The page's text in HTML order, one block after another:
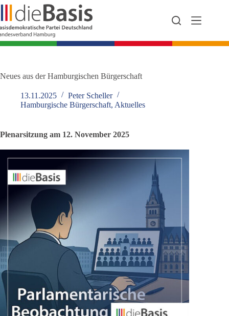
Zum
Inhalt
springen
Neues aus der Hamburgischen Bürgerschaft
13.11.2025
Peter Scheller
Hamburgische Bürgerschaft, Aktuelles
Plenarsitzung am 12. November 2025